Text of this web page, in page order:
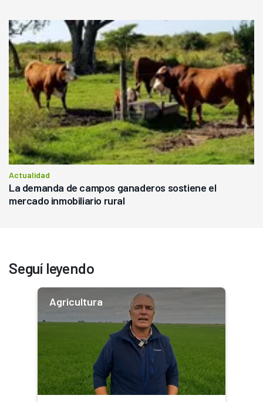
Actualidad
La demanda de campos ganaderos sostiene el
mercado inmobiliario rural
Seguí leyendo
Agricultura